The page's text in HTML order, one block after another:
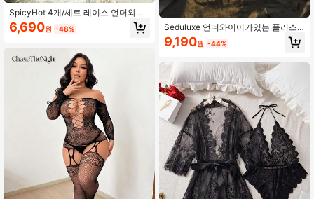
SpicyHot 4개/세트 레이스 언더와이
어 푸쉬업 브라, 섹시한 할로우 아웃
란제리 세트, 플러스 사이즈
6,690원 -48%
Seduluxe 언더와이어가있는 플러스
사이즈 3pcs 섹시한 레이스 및 메시
할로우 아웃 란제리 세트
9,190원 -44%